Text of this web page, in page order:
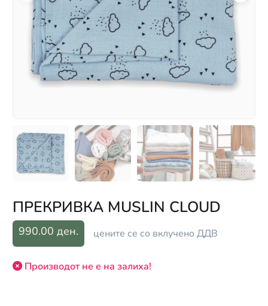
ПРЕКРИВКА MUSLIN CLOUD
990.00 ден. цените се со вклучено ДДВ
Производот не е на залиха!